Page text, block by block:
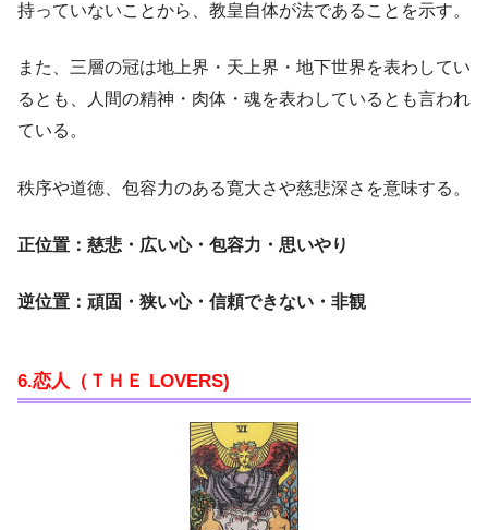
持っていないことから、教皇自体が法であることを示す。
また、三層の冠は地上界・天上界・地下世界を表わしてい
るとも、人間の精神・肉体・魂を表わしているとも言われ
ている。
秩序や道徳、包容力のある寛大さや慈悲深さを意味する。
正位置：慈悲・広い心・包容力・思いやり
逆位置：頑固・狭い心・信頼できない・非観
6.恋人（ＴＨＥ LOVERS)